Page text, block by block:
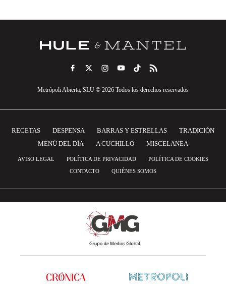
Metrópoli Abierta, SLU © 2026 Todos los derechos reservados
RECETAS DESPENSA BARRAS Y ESTRELLAS
TRADICIÓN
MENÚ DEL DÍA
A CUCHILLO MISCELANEA
AVISO LEGAL POLÍTICA DE PRIVACIDAD
POLÍTICA DE COOKIES
CONTACTO
QUIÉNES SOMOS